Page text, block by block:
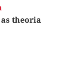
theoria